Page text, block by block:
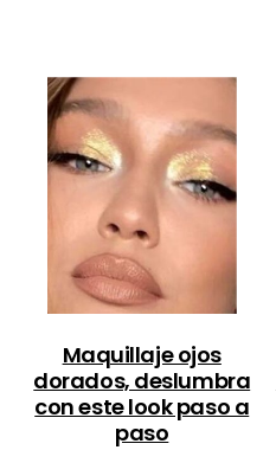
Maquillaje ojos
dorados, deslumbra
con este look paso a
paso